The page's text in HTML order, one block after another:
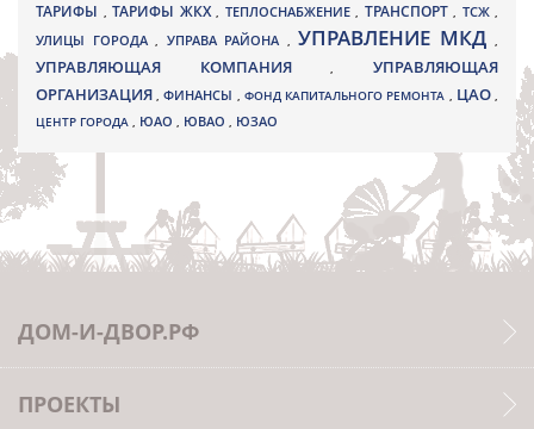
ТАРИФЫ , ТАРИФЫ ЖКХ , ТЕПЛОСНАБЖЕНИЕ , ТРАНСПОРТ , ТСЖ ,
УЛИЦЫ ГОРОДА , УПРАВА РАЙОНА , УПРАВЛЕНИЕ МКД ,
УПРАВЛЯЮЩАЯ КОМПАНИЯ,УПРАВЛЯЮЩАЯ
ОРГАНИЗАЦИЯ,ФИНАНСЫ , ФОНД КАПИТАЛЬНОГО РЕМОНТА , ЦАО,
ЦЕНТР ГОРОДА , ЮАО , ЮВАО , ЮЗАО
ДОМ-И-ДВОР.РФ
ПРОЕКТЫ